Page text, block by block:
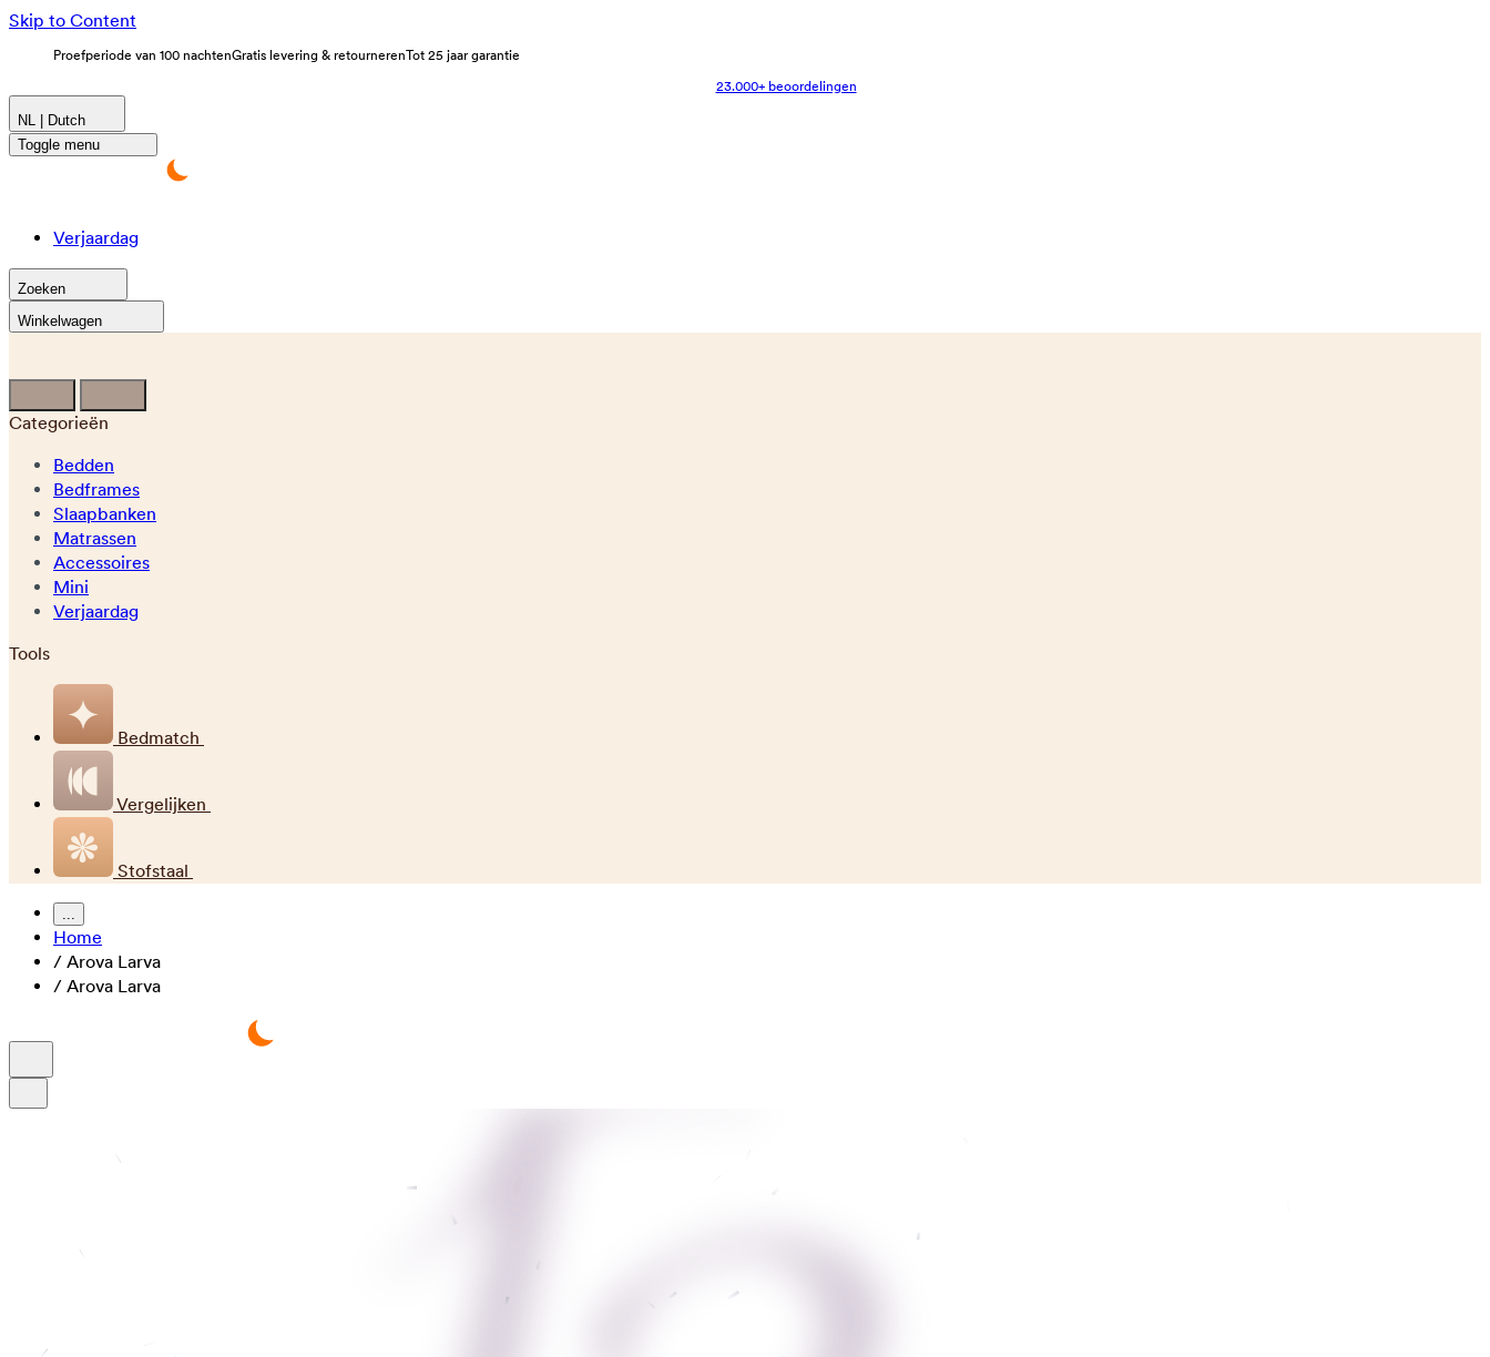
Skip to Content
Proefperiode van 100 nachtenGratis levering & retournerenTot 25 jaar garantie
23.000+ beoordelingen
NL | Dutch
Toggle menu
Verjaardag
Zoeken
Winkelwagen
Categorieën
Bedden
Bedframes
Slaapbanken
Matrassen
Accessoires
Mini
Verjaardag
Tools
Bedmatch
Vergelijken
Stofstaal
...
Home
/ Arova Larva
/ Arova Larva